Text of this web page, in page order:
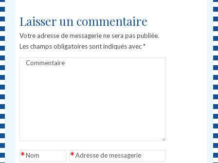
Laisser un commentaire
Votre adresse de messagerie ne sera pas publiée.
Les champs obligatoires sont indiqués avec*
Commentaire
Nom
* Adresse de messagerie
*